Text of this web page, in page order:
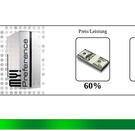
Preis/Leistung
60%